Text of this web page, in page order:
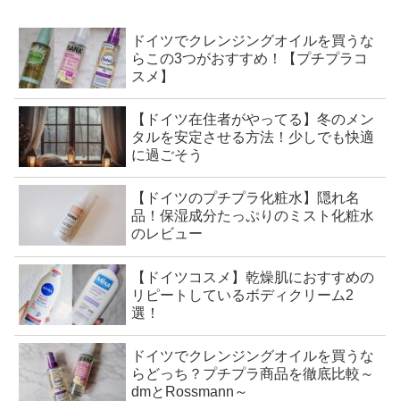
ドイツでクレンジングオイルを買うな
らこの3つがおすすめ！【プチプラコ
スメ】
【ドイツ在住者がやってる】冬のメン
タルを安定させる方法！少しでも快適
に過ごそう
【ドイツのプチプラ化粧水】隠れ名
品！保湿成分たっぷりのミスト化粧水
のレビュー
【ドイツコスメ】乾燥肌におすすめの
リピートしているボディクリーム2
選！
ドイツでクレンジングオイルを買うな
らどっち？プチプラ商品を徹底比較～
dmとRossmann～